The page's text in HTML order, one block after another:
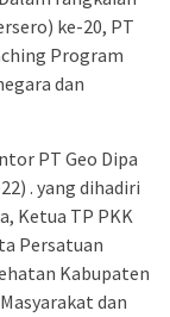
ke-20, PT
Program
dan
PT Geo Dipa
. yang dihadiri
Ketua TP PKK
Persatuan
Kabupaten
dan